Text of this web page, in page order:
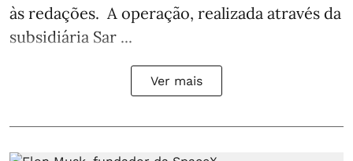
às redações. A operação, realizada através da
subsidiária Sar ...
Ver mais